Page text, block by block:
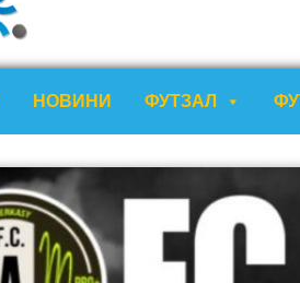
НОВИНИ ФУТЗАЛ